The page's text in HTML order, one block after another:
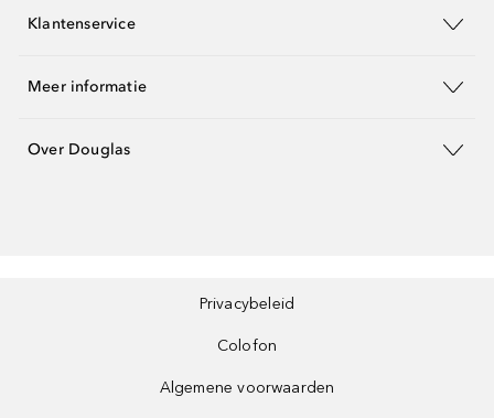
Klantenservice
Meer informatie
Over Douglas
Privacybeleid
Colofon
Algemene voorwaarden